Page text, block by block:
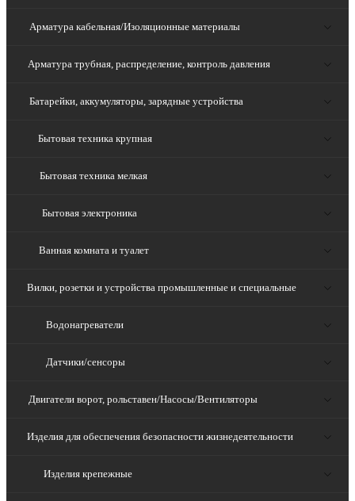
Арматура кабельная/Изоляционные материалы
Арматура трубная, распределение, контроль давления
Батарейки, аккумуляторы, зарядные устройства
Бытовая техника крупная
Бытовая техника мелкая
Бытовая электроника
Ванная комната и туалет
Вилки, розетки и устройства промышленные и специальные
Водонагреватели
Датчики/сенсоры
Двигатели ворот, рольставен/Насосы/Вентиляторы
Изделия для обеспечения безопасности жизнедеятельности
Изделия крепежные